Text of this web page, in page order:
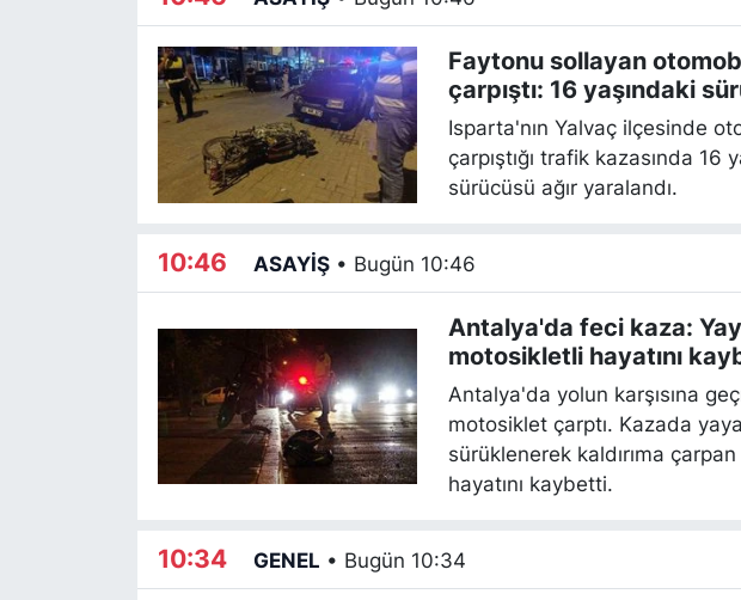
Faytonu sollayan
çarpıştı: 16 yaşındaki
Isparta'nın Yalvaç ilçesinde
çarpıştığı trafik kazasında 16
sürücüsü ağır yaralandı.
10:46 ASAYİŞ• Bugün 10:46
Antalya'da feci kaza:
motosikletli hayatını
Antalya'da yolun karşısına
motosiklet çarptı. Kazada
sürüklenerek kaldırıma
hayatını kaybetti.
10:34 GENEL • Bugün 10:34